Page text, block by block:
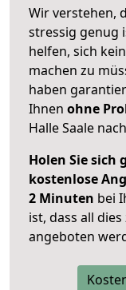
Wir verstehen,
stressig genug
helfen, sich
machen zu
haben
Ihnen ohne
Halle Saale
Holen Sie sich
kostenlose
2 Minuten bei
ist, dass all
angeboten